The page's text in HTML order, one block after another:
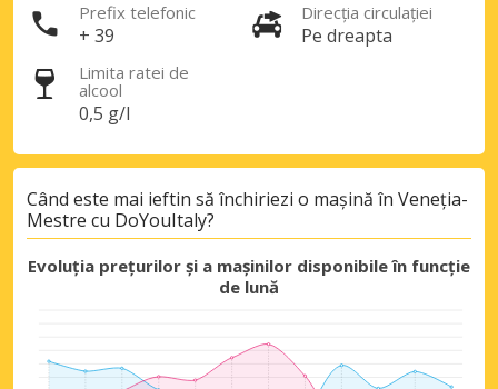
Autentificare cu eLink
Prefix telefonic
+ 39
Direcția circulației
Pe dreapta
Limita ratei de
alcool
0,5 g/l
Când este mai ieftin să închiriezi o mașină în Veneția-
Mestre cu DoYouItaly?
Evoluția prețurilor și a mașinilor disponibile în funcție
de lună